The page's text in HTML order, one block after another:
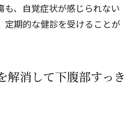
も、自覚症状が感じられない
定期的な健診を受けることが
解消して下腹部すっき